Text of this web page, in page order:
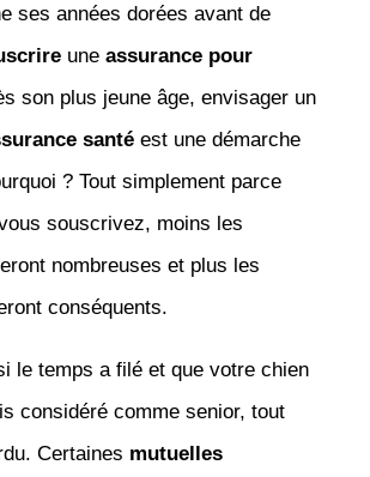
ses années dorées avant de
une assurance pour
son plus jeune âge, envisager un
santéest une démarche
? Tout simplement parce
souscrivez, moins les
nombreuses et plus les
conséquents.
le temps a filé et que votre chien
considéré comme senior, tout
Certaines mutuelles